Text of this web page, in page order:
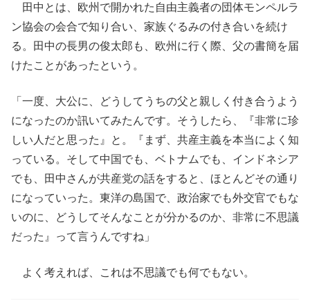
田中とは、欧州で開かれた自由主義者の団体モンペルラ
ン協会の会合で知り合い、家族ぐるみの付き合いを続け
る。田中の長男の俊太郎も、欧州に行く際、父の書簡を届
けたことがあったという。
「一度、大公に、どうしてうちの父と親しく付き合うよう
になったのか訊いてみたんです。そうしたら、『非常に珍
しい人だと思った』と。『まず、共産主義を本当によく知
っている。そして中国でも、ベトナムでも、インドネシア
でも、田中さんが共産党の話をすると、ほとんどその通り
になっていった。東洋の島国で、政治家でも外交官でもな
いのに、どうしてそんなことが分かるのか、非常に不思議
だった』って言うんですね」
よく考えれば、これは不思議でも何でもない。